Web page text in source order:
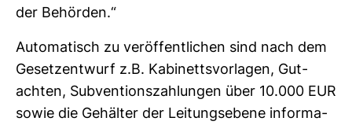
der Behörden.“
Auto­ma­tisch zu ver­öf­fent­li­chen sind nach dem
Gesetz­ent­wurf z.B. Kabi­netts­vor­lagen, Gut­
achten, Sub­ven­ti­ons­zah­lungen über 10.000 EUR
sowie die Gehälter der Lei­tungs­ebene infor­ma­